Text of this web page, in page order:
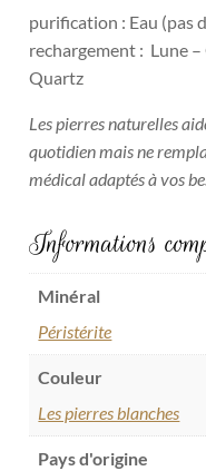
purification : Eau (pas
rechargement : Lune –
Quartz
Les pierres naturelles
quotidien mais ne
médical adaptés à vos
Informations
Minéral
Péristérite
Couleur
Les pierres blanches
Pays d'origine